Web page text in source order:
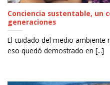
Conciencia sustentable, un
generaciones
El cuidado del medio ambiente
eso quedó demostrado en [...]